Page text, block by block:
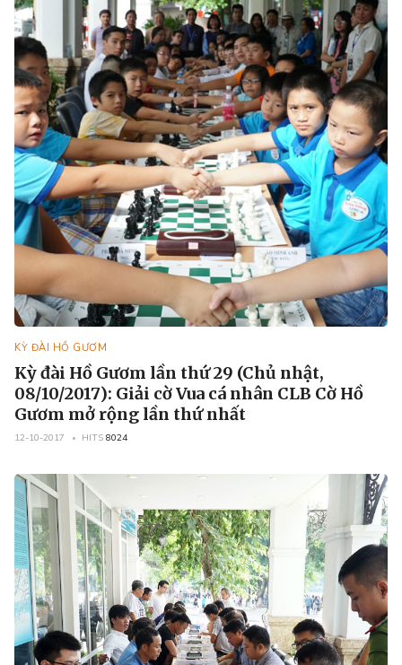
KỲ ĐÀI HỒ GƯƠM
Kỳ đài Hồ Gươm lần thứ 29 (Chủ nhật,
08/10/2017): Giải cờ Vua cá nhân CLB Cờ Hồ
Gươm mở rộng lần thứ nhất
12-10-2017 HITS 8024